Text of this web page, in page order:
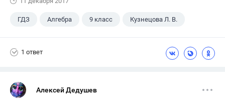
ГДЗ Алгебра 9 класс Кузнецова Л. В.
1 ответ
Алексей Дедушев